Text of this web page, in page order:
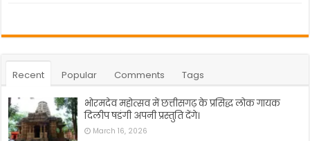
Recent Popular Comments Tags
भोरमदेव महोत्सव में छत्तीसगढ़ के प्रसिद्ध लोक गायक
दिलीप षडंगी अपनी प्रस्तुति देंगे।
March 16, 2026